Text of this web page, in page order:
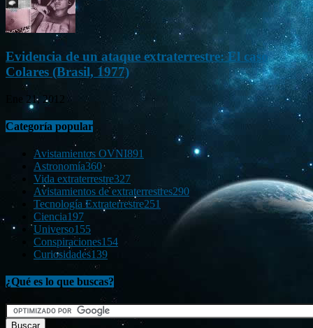
Evidencia de un ataque extraterrestre: El caso
Colares (Brasil, 1977)
Ene 21, 2012
Categoría popular
Avistamientos OVNI891
Astronomía360
Vida extraterrestre327
Avistamientos de extraterrestres290
Tecnología Extraterrestre251
Ciencia197
Universo155
Conspiraciones154
Curiosidades139
¿Qué es lo que buscas?